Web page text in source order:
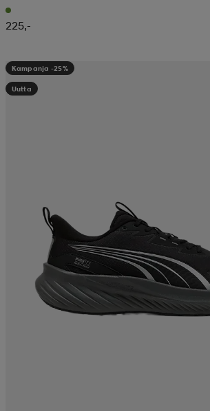
225,-
Kampanja -25%
Uutta